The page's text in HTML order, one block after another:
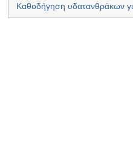
Καθοδήγηση υδατανθράκων